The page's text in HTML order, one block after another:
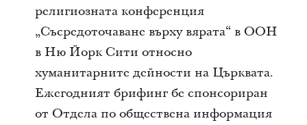
религиозната конференция
„Съсредоточаване върху вярата“ в ООН
в Ню Йорк Сити относно
хуманитарните дейности на Църквата.
Ежегодният брифинг бе спонсориран
от Отдела по обществена информация